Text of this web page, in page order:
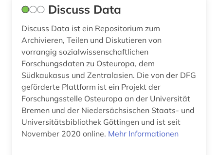
Discuss Data
Discuss Data ist ein Repositorium zum
Archivieren, Teilen und Diskutieren von
vorrangig sozialwissenschaftlichen
Forschungsdaten zu Osteuropa, dem
Südkaukasus und Zentralasien. Die von der DFG
geförderte Plattform ist ein Projekt der
Forschungsstelle Osteuropa an der Universität
Bremen und der Niedersächsischen Staats- und
Universitätsbibliothek Göttingen und ist seit
November 2020 online. Mehr Informationen